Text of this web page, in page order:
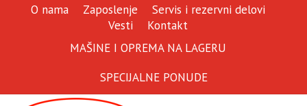
O nama Zaposlenje
Servis i rezervni delovi
Vesti
Kontakt
MAŠINE I OPREMA NA LAGERU
SPECIJALNE PONUDE